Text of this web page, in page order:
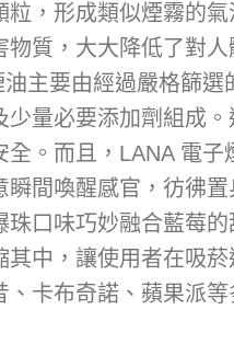
，形成類似煙霧的
質，大大降低了對人
主要由經過嚴格篩
少量必要添加劑組成
。而且，LANA 電
間喚醒感官，彷彿
口味巧妙融合藍莓
中，讓使用者在吸
卡布奇諾、蘋果派